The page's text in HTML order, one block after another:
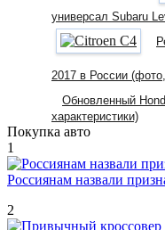
универсал Subaru
2017 в России
Обновленный
характеристики)
Покупка авто
1
Россиянам назвали
2